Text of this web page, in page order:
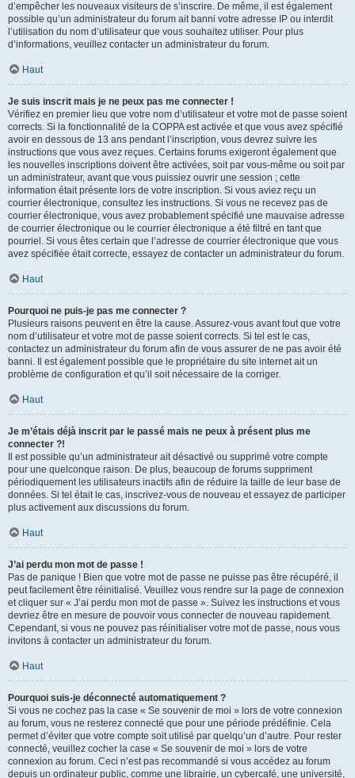
d’empêcher les nouveaux visiteurs de s’inscrire. De même, il est également
possible qu’un administrateur du forum ait banni votre adresse IP ou interdit
l’utilisation du nom d’utilisateur que vous souhaitez utiliser. Pour plus
d’informations, veuillez contacter un administrateur du forum.
Haut
Je suis inscrit mais je ne peux pas me connecter !
Vérifiez en premier lieu que votre nom d’utilisateur et votre mot de passe soient
corrects. Si la fonctionnalité de la COPPA est activée et que vous avez spécifié
avoir en dessous de 13 ans pendant l’inscription, vous devrez suivre les
instructions que vous avez reçues. Certains forums exigeront également que
les nouvelles inscriptions doivent être activées, soit par vous-même ou soit par
un administrateur, avant que vous puissiez ouvrir une session ; cette
information était présente lors de votre inscription. Si vous aviez reçu un
courrier électronique, consultez les instructions. Si vous ne recevez pas de
courrier électronique, vous avez probablement spécifié une mauvaise adresse
de courrier électronique ou le courrier électronique a été filtré en tant que
pourriel. Si vous êtes certain que l’adresse de courrier électronique que vous
avez spécifiée était correcte, essayez de contacter un administrateur du forum.
Haut
Pourquoi ne puis-je pas me connecter ?
Plusieurs raisons peuvent en être la cause. Assurez-vous avant tout que votre
nom d’utilisateur et votre mot de passe soient corrects. Si tel est le cas,
contactez un administrateur du forum afin de vous assurer de ne pas avoir été
banni. Il est également possible que le propriétaire du site internet ait un
problème de configuration et qu’il soit nécessaire de la corriger.
Haut
Je m’étais déjà inscrit par le passé mais ne peux à présent plus me
connecter ?!
Il est possible qu’un administrateur ait désactivé ou supprimé votre compte
pour une quelconque raison. De plus, beaucoup de forums suppriment
périodiquement les utilisateurs inactifs afin de réduire la taille de leur base de
données. Si tel était le cas, inscrivez-vous de nouveau et essayez de participer
plus activement aux discussions du forum.
Haut
J’ai perdu mon mot de passe !
Pas de panique ! Bien que votre mot de passe ne puisse pas être récupéré, il
peut facilement être réinitialisé. Veuillez vous rendre sur la page de connexion
et cliquer sur « J’ai perdu mon mot de passe ». Suivez les instructions et vous
devriez être en mesure de pouvoir vous connecter de nouveau rapidement.
Cependant, si vous ne pouvez pas réinitialiser votre mot de passe, nous vous
invitons à contacter un administrateur du forum.
Haut
Pourquoi suis-je déconnecté automatiquement ?
Si vous ne cochez pas la case « Se souvenir de moi » lors de votre connexion
au forum, vous ne resterez connecté que pour une période prédéfinie. Cela
permet d’éviter que votre compte soit utilisé par quelqu’un d’autre. Pour rester
connecté, veuillez cocher la case « Se souvenir de moi » lors de votre
connexion au forum. Ceci n’est pas recommandé si vous accédez au forum
depuis un ordinateur public, comme une librairie, un cybercafé, une université,